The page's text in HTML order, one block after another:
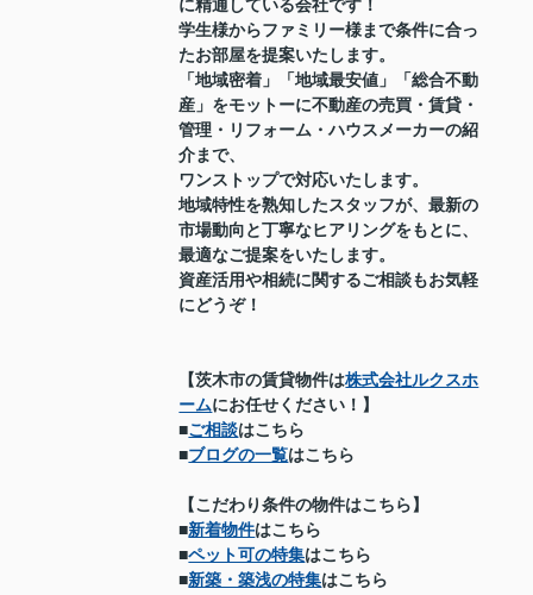
に精通している会社です！
学生様からファミリー様まで条件に合っ
たお部屋を提案いたします。
「地域密着」「地域最安値」「総合不動
産」をモットーに不動産の売買・賃貸・
管理・リフォーム・ハウスメーカーの紹
介まで、
ワンストップで対応いたします。
地域特性を熟知したスタッフが、最新の
市場動向と丁寧なヒアリングをもとに、
最適なご提案をいたします。
資産活用や相続に関するご相談もお気軽
にどうぞ！
【茨木市の賃貸物件は株式会社ルクスホ
ームにお任せください！】
■ご相談はこちら
■ブログの一覧はこちら
【こだわり条件の物件はこちら】
■新着物件はこちら
■ペット可の特集はこちら
■新築・築浅の特集はこちら